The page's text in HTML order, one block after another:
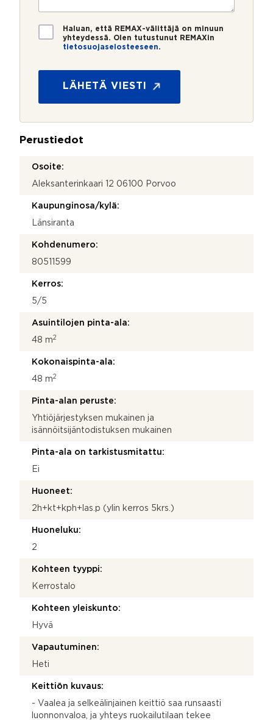
o
*
i
*
T
i
o
*
Haluan, että REMAX-välittäjä on minuun
yhteydessä. Olen tutustunut REMAXin
tietosuojaselosteeseen.
i
N
i
e
i
n
u
e
o
LÄHETÄ VIESTI
Perustiedot
Osoite:
Aleksanterinkaari 12 06100 Porvoo
Kaupunginosa/kylä:
Länsiranta
Kohdenumero:
80511599
Kerros:
5/5
Asuintilojen pinta-ala:
48 m2
Kokonaispinta-ala:
48 m2
Pinta-alan peruste:
Yhtiöjärjestyksen mukainen ja
isännöitsijäntodistuksen mukainen
Pinta-ala on tarkistusmitattu:
Ei
Huoneet:
2h+kt+kph+las.p (ylin kerros 5krs.)
Huoneluku:
2
Kohteen tyyppi:
Kerrostalo
Kohteen yleiskunto:
Hyvä
Vapautuminen:
Heti
Keittiön kuvaus:
- Vaalea ja selkeälinjainen keittiö saa runsaasti
luonnonvaloa, ja yhteys ruokailutilaan tekee